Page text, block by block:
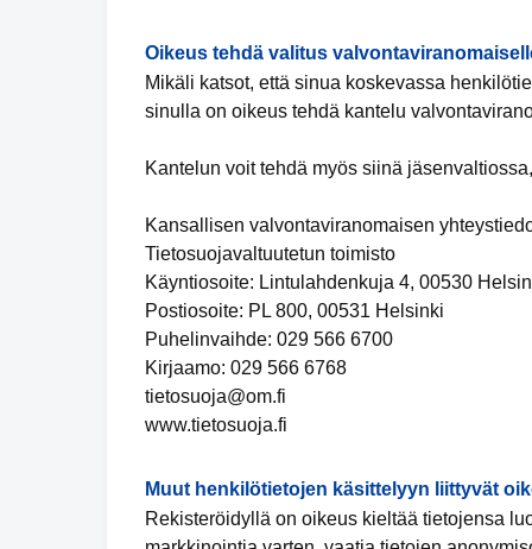
Oikeus tehdä valitus
Mikäli katsot, että sinua koskevassa
sinulla on oikeus tehdä kantelu
Kantelun voit tehdä myös siinä
Kansallisen valvontaviranomaisen
Tietosuojavaltuutetun toimisto
Käyntiosoite: Lintulahdenkuja 4, 00530
Postiosoite: PL 800, 00531 Helsinki
Puhelinvaihde: 029 566 6700
Kirjaamo: 029 566 6768
tietosuoja@om.fi
www.tietosuoja.fi
Muut henkilötietojen käsittelyyn liittyvät
Rekisteröidyllä on oikeus kieltää tietojensa